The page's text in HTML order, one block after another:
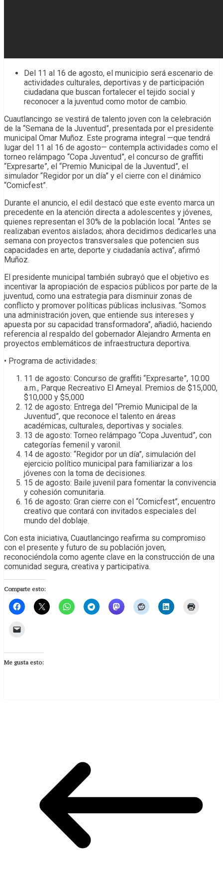
Del 11 al 16 de agosto, el municipio será escenario de
actividades culturales, deportivas y de participación
ciudadana que buscan fortalecer el tejido social y
reconocer a la juventud como motor de cambio.
Cuautlancingo se vestirá de talento joven con la celebración
de la “Semana de la Juventud”, presentada por el presidente
municipal Omar Muñoz. Este programa integral —que tendrá
lugar del 11 al 16 de agosto— contempla actividades como el
torneo relámpago “Copa Juventud”, el concurso de graffiti
“Expresarte”, el “Premio Municipal de la Juventud”, el
simulador “Regidor por un día” y el cierre con el dinámico
“Comicfest”.
Durante el anuncio, el edil destacó que este evento marca un
precedente en la atención directa a adolescentes y jóvenes,
quienes representan el 30% de la población local. “Antes se
realizaban eventos aislados; ahora decidimos dedicarles una
semana con proyectos transversales que potencien sus
capacidades en arte, deporte y ciudadanía activa”, afirmó
Muñoz.
El presidente municipal también subrayó que el objetivo es
incentivar la apropiación de espacios públicos por parte de la
juventud, como una estrategia para disminuir zonas de
conflicto y promover políticas públicas inclusivas. “Somos
una administración joven, que entiende sus intereses y
apuesta por su capacidad transformadora”, añadió, haciendo
referencia al respaldo del gobernador Alejandro Armenta en
proyectos emblemáticos de infraestructura deportiva.
• Programa de actividades:
11 de agosto: Concurso de graffiti “Expresarte”, 10:00
a.m., Parque Recreativo El Ameyal. Premios de $15,000,
$10,000 y $5,000
12 de agosto: Entrega del “Premio Municipal de la
Juventud”, que reconoce el talento en áreas
académicas, culturales, deportivas y sociales.
13 de agosto: Torneo relámpago “Copa Juventud”, con
categorías femenil y varonil.
14 de agosto: “Regidor por un día”, simulación del
ejercicio político municipal para familiarizar a los
jóvenes con la toma de decisiones.
15 de agosto: Baile juvenil para fomentar la convivencia
y cohesión comunitaria.
16 de agosto: Gran cierre con el “Comicfest”, encuentro
creativo que contará con invitados especiales del
mundo del doblaje.
Con esta iniciativa, Cuautlancingo reafirma su compromiso
con el presente y futuro de su población joven,
reconociéndola como agente clave en la construcción de una
comunidad segura, creativa y participativa.
Comparte esto:
Me gusta esto: